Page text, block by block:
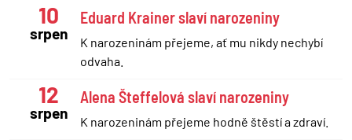
10
srpen
Eduard Krainer slaví narozeniny
K narozeninám přejeme, ať mu nikdy nechybí
odvaha.
12
srpen
Alena Šteffelová slaví narozeniny
K narozeninám přejeme hodně štěstí a zdraví.